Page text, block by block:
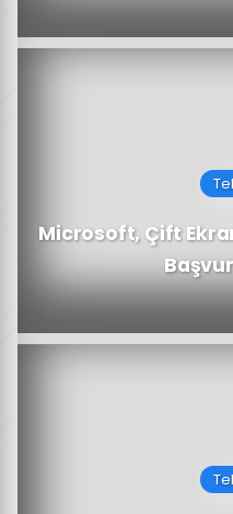
Microsoft, Çift